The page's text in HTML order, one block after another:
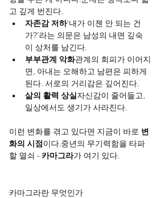
고 깊게 번진다.
자존감 저하‘내가 이젠 안 되는 건
가?’라는 의문은 남성의 내면 깊숙
이 상처를 남긴다.
부부관계 악화관계의 회피가 이어지
면, 아내는 오해하고 남편은 피하게
된다. 서로의 거리감은 깊어진다.
삶의 활력 상실자신감이 줄어들고,
일상에서도 생기가 사라진다.
이런 변화를 겪고 있다면 지금이 바로 변
화의 시점이다.중년의 무기력함을 타파
할 열쇠 - 카마그라가 여기 있다.
카마그라란 무엇인가